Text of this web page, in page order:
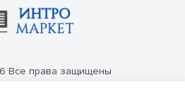
Все права защищены